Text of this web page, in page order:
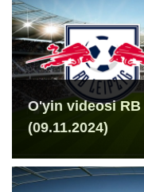
O'yin videosi
(09.11.2024)